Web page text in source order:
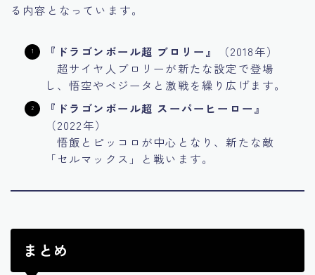
る内容となっています。
『ドラゴンボール超 ブロリー』
（2018年）
超サイヤ人ブロリーが新たな設定で登場
し、悟空やベジータと激戦を繰り広げます。
『ドラゴンボール超 スーパーヒーロー』
（2022年）
悟飯とピッコロが中心となり、新たな敵
「セルマックス」と戦います。
まとめ